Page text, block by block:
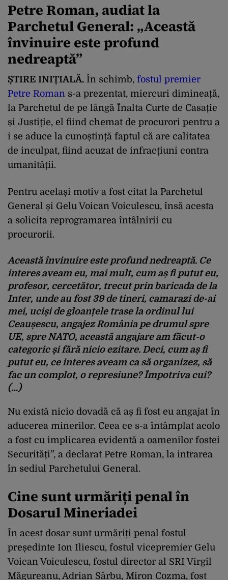
Petre Roman, audiat la
Parchetul General: „Această
învinuire este profund
nedreaptă”
ȘTIRE INIȚIALĂ. În schimb, fostul premier
Petre Roman s-a prezentat, miercuri dimineață,
la Parchetul de pe lângă Înalta Curte de Casație
și Justiție, el fiind chemat de procurori pentru a
i se aduce la cunoștință faptul că are calitatea
de inculpat, fiind acuzat de infracțiuni contra
umanității.
Pentru același motiv a fost citat la Parchetul
General și Gelu Voican Voiculescu, însă acesta
a solicita reprogramarea întâlnirii cu
procurorii.
Această învinuire este profund nedreaptă. Ce
interes aveam eu, mai mult, cum aș fi putut eu,
profesor, cercetător, trecut prin baricada de la
Inter, unde au fost 39 de tineri, camarazi de-ai
mei, uciși de gloanțele trase la ordinul lui
Ceaușescu, angajez România pe drumul spre
UE, spre NATO, această angajare am făcut-o
categoric și fără nicio ezitare. Deci, cum aș fi
putut eu, ce interes aveam ca să organizez, să
fac un complot, o represiune? Împotriva cui?
(…)
Nu există nicio dovadă că aș fi fost eu angajat în
aducerea minerilor. Ceea ce s-a întâmplat acolo
a fost cu implicarea evidentă a oamenilor fostei
Securități”, a declarat Petre Roman, la intrarea
în sediul Parchetului General.
Cine sunt urmăriți penal în
Dosarul Mineriadei
În acest dosar sunt urmăriți penal fostul
președinte Ion Iliescu, fostul vicepremier Gelu
Voican Voiculescu, fostul director al SRI Virgil
Măgureanu, Adrian Sârbu, Miron Cozma, fost